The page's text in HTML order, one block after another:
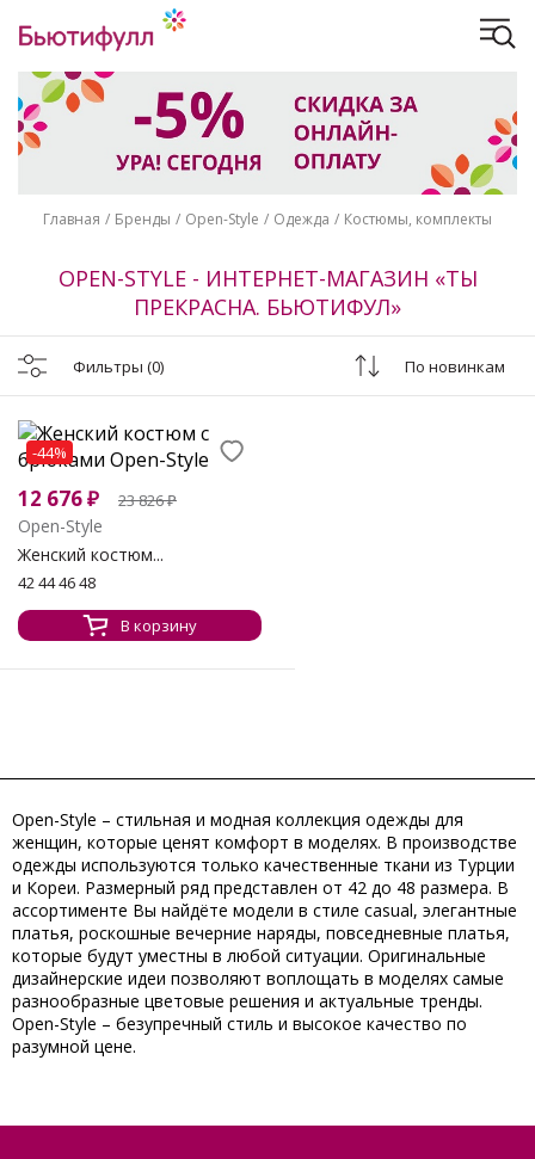
Главная Бренды Open-Style Одежда Костюмы, комплекты
OPEN-STYLE - ИНТЕРНЕТ-МАГАЗИН «ТЫ
ПРЕКРАСНА. БЬЮТИФУЛ»
Фильтры (0) По новинкам
-44%
12 676₽ 23 826₽
Open-Style
Женский костюм...
42 44 46 48
В корзину
Open-Style – стильная и модная коллекция одежды для
женщин, которые ценят комфорт в моделях. В производстве
одежды используются только качественные ткани из Турции
и Кореи. Размерный ряд представлен от 42 до 48 размера. В
ассортименте Вы найдёте модели в стиле casual, элегантные
платья, роскошные вечерние наряды, повседневные платья,
которые будут уместны в любой ситуации. Оригинальные
дизайнерские идеи позволяют воплощать в моделях самые
разнообразные цветовые решения и актуальные тренды.
Open-Style – безупречный стиль и высокое качество по
разумной цене.